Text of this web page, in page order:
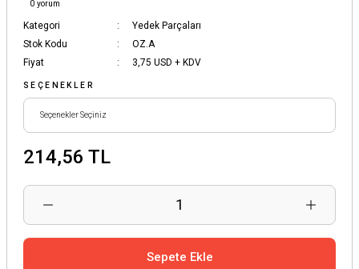
0 yorum
Kategori
Yedek Parçaları
Stok Kodu
OZ.A
Fiyat
3,75 USD + KDV
SEÇENEKLER
214,56 TL
Sepete Ekle